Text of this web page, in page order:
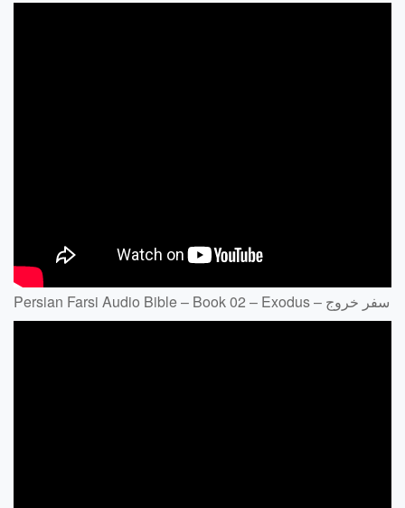
Persian Farsi Audio Bible – Book 02 – Exodus – سفر خروج